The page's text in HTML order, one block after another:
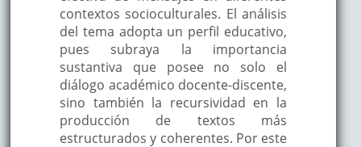
contextos socioculturales. El análisis
del tema adopta un perfil educativo,
pues subraya la importancia
sustantiva que posee no solo el
diálogo académico docente-discente,
sino también la recursividad en la
producción de textos más
estructurados y coherentes. Por este